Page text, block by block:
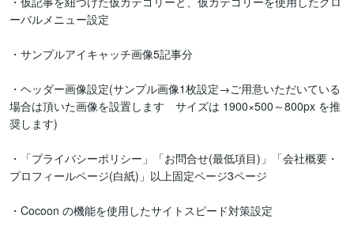
ーバルメニュー設定
・サンプルアイキャッチ画像5記事分
・ヘッダー画像設定(サンプル画像1枚設定→ご用意いただいている
場合は頂いた画像を設置します　サイズは 1900×500～800px を推
奨します)
・「プライバシーポリシー」「お問合せ(最低項目)」「会社概要・
プロフィールページ(白紙)」以上固定ページ3ページ
・Cocoon の機能を使用したサイトスピード対策設定